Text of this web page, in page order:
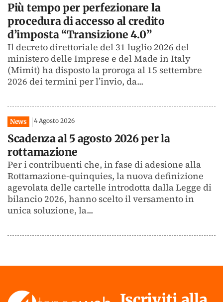
Più tempo per perfezionare la
procedura di accesso al credito
d’imposta “Transizione 4.0”
Il decreto direttoriale del 31 luglio 2026 del
ministero delle Imprese e del Made in Italy
(Mimit) ha disposto la proroga al 15 settembre
2026 dei termini per l’invio, da...
News 4 Agosto 2026
Scadenza al 5 agosto 2026 per la
rottamazione
Per i contribuenti che, in fase di adesione alla
Rottamazione-quinquies, la nuova definizione
agevolata delle cartelle introdotta dalla Legge di
bilancio 2026, hanno scelto il versamento in
unica soluzione, la...